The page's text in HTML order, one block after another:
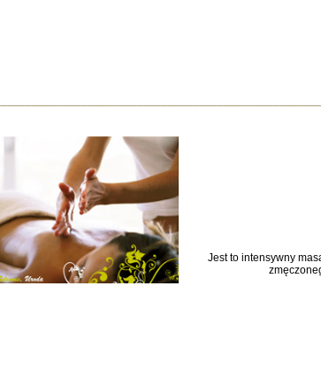
Jest to intensywny